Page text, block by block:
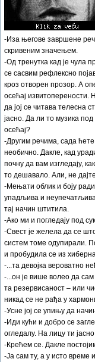
-Иза његове завршене
скривеним значењем.
-Од тренутка кад је чула
се сасвим рефлексно
кроз отворен прозор. А
осећај извитоперености.
да јој се читава телесна
јасно. Да ли то музика
осећај?
-Другим речима, сада
необично. Дакле, кад
почну да вам изгледају,
то дешавало. Али, не
-Мењати облик и боју
упадљива и
тај начин штитила.
-Ако ми и погледају под
-Свест је желела да се
систем томе одупирали.
и пробудила се из
-...та девојка вероватно
-...он је више волео да
та резервисаност – или
никад се не рађа у
-Усне јој се упињу да
-Иди кући и добро се
огледалу. На лицу ти
-Крећем се. Дакле
-Ја сам ту, а у исто